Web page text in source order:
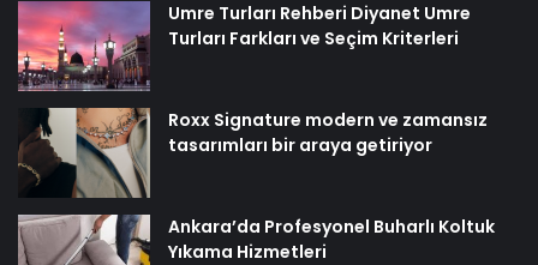
Umre Turları Rehberi Diyanet Umre
Turları Farkları ve Seçim Kriterleri
Roxx Signature modern ve zamansız
tasarımları bir araya getiriyor
Ankara’da Profesyonel Buharlı Koltuk
Yıkama Hizmetleri